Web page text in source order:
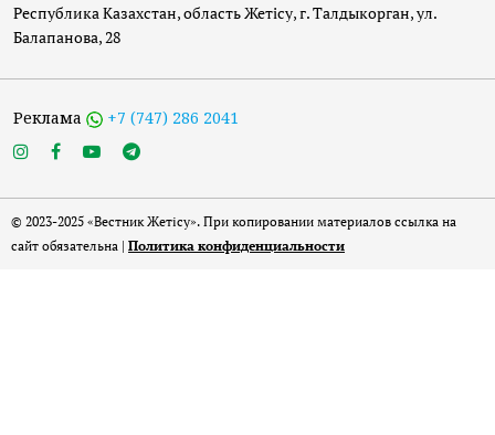
Республика Казахстан, область Жетісу, г. Талдыкорган, ул.
Балапанова, 28
Реклама +7 (747) 286 2041
© 2023-2025 «Вестник Жетісу». При копировании материалов ссылка на
сайт обязательна | Политика конфиденциальности